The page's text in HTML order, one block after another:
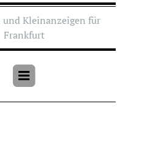
und Kleinanzeigen für
Frankfurt